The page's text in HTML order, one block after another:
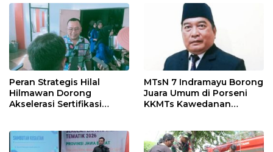
Pekanbaru!
Peran Strategis Hilal
Hilmawan Dorong
Akselerasi Sertifikasi
Indramayu
MTsN 7 Indramayu Borong
Juara Umum di Porseni
KKMTs Kawedanan